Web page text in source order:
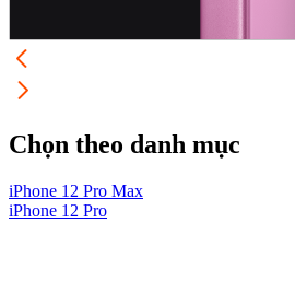
Chọn theo danh mục
iPhone 12 Pro Max
iPhone 12 Pro